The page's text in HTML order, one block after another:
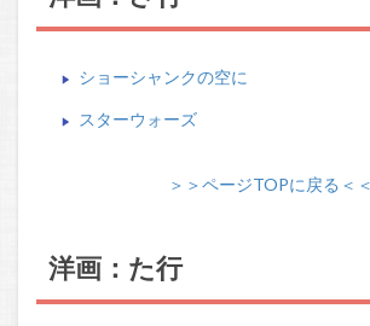
ショーシャンクの空に
スターウォーズ
＞＞ページTOPに戻る＜＜
洋画：た行